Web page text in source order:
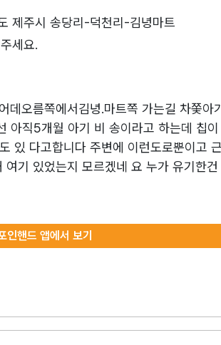
제주시 송당리-덕천리-김녕마트
세요.
데오름쪽에서김녕.마트쪽 가는길 차쫓아
아직5개월 아기 비 송이라고 하는데 칩이
있 다고합니다 주변에 이런도로뿐이고
기 있었는지 모르겠네 요 누가 유기한건
인핸드 앱에서 보기